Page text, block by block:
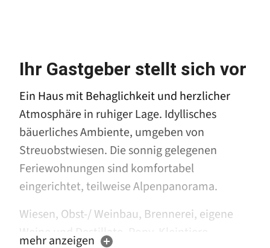
Ihr Gastgeber stellt sich vor
Ein Haus mit Behaglichkeit und herzlicher
Atmosphäre in ruhiger Lage. Idyllisches
bäuerliches Ambiente, umgeben von
Streuobstwiesen. Die sonnig gelegenen
Feriewohnungen sind komfortabel
eingerichtet, teilweise Alpenpanorama.
Wiesen, Obst-/ Weinbau, Brennerei, eigene
Weine und Destillate, Pony, Kleintiere.
mehr anzeigen